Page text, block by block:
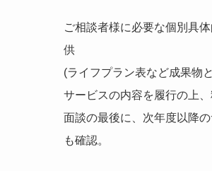
ご相談者様に必要な個別具
供
(ライフプラン表など成果物
サービスの内容を履行の上、
面談の最後に、次年度以降
も確認。